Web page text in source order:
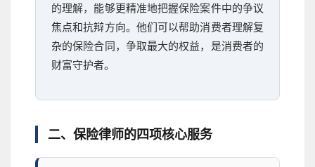
的理解，能够更精准地把握保险案件中的争议
焦点和抗辩方向。他们可以帮助消费者理解复
杂的保险合同，争取最大的权益，是消费者的
财富守护者。
二、保险律师的四项核心服务